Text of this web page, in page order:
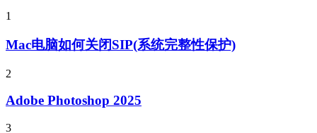
1
Mac电脑如何关闭SIP(系统完整性保护)
2
Adobe Photoshop 2025
3